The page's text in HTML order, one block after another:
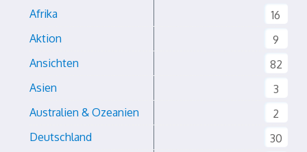
Afrika
16
Aktion
9
Ansichten
82
Asien
3
Australien & Ozeanien
2
Deutschland
30